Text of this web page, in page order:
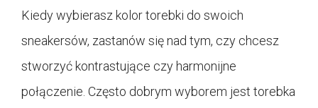
Kiedy wybierasz kolor torebki do swoich
sneakersów, zastanów się nad tym, czy chcesz
stworzyć kontrastujące czy harmonijne
połączenie. Często dobrym wyborem jest torebka